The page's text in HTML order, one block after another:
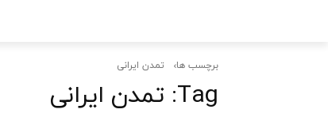
برچسب ها تمدن ایرانی
Tag: تمدن ایرانی